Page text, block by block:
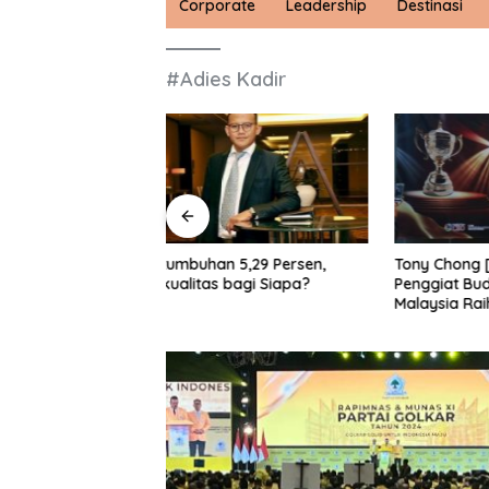
Corporate Leadership Destinasi
#Adies Kadir
Tony Chong [Panglima Tony]
Penggiat Budaya dari Sabah,
Soroti
Jangan